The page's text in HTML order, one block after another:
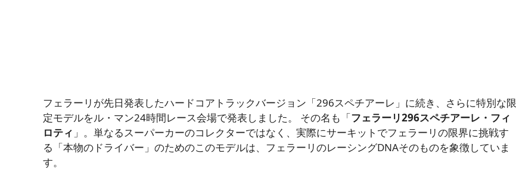
フェラーリが先日発表したハードコアトラックバージョン「296スペチアーレ」に続き、さらに特別な限
定モデルをル・マン24時間レース会場で発表しました。 その名も「フェラーリ296スペチアーレ・フィ
ロティ 」。単なるスーパーカーのコレクターではなく、実際にサーキットでフェラーリの限界に挑戦す
る「本物のドライバー」のためのこのモデルは、フェラーリのレーシングDNAそのものを象徴していま
す。